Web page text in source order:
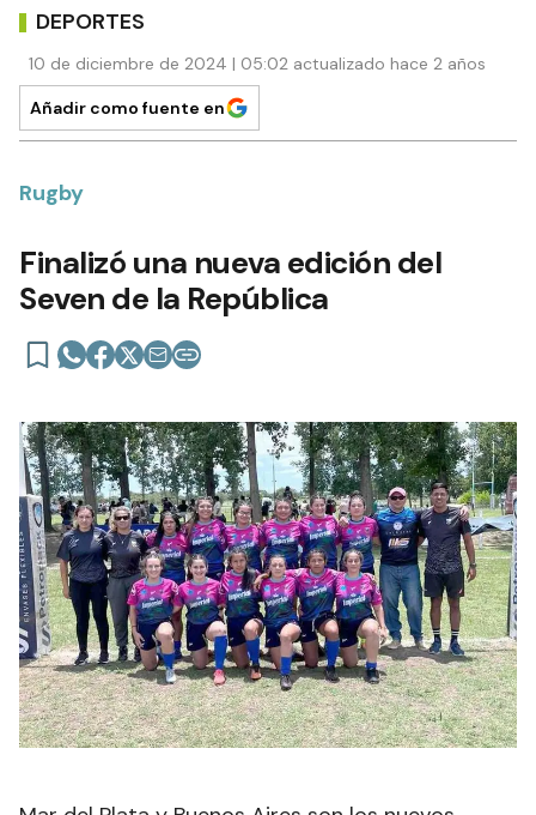
DEPORTES
10 de diciembre de 2024 | 05:02 actualizado hace 2 años
Añadir como fuente en
Rugby
Finalizó una nueva edición del
Seven de la República